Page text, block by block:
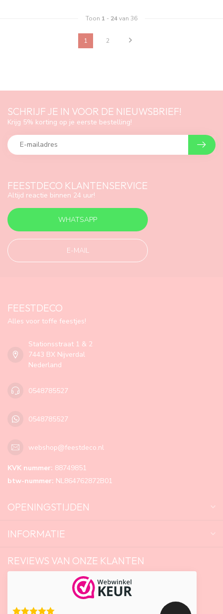
Toon 1 - 24van 36
1 2
FEESTDECO KLANTENSERVICE
Altijd reactie binnen 24 uur!
WHATSAPP
E-MAIL
SCHRIJF JE IN VOOR DE NIEUWSBRIEF!
Krijg 5% korting op je eerste bestelling!
FEESTDECO
Alles voor toffe feestjes!
Stationsstraat 1 & 2
7443 BX Nijverdal
Nederland
0548785527
0548785527
webshop@feestdeco.nl
KVK nummer: 88749851
btw-nummer: NL864762872B01
OPENINGSTIJDEN
INFORMATIE
REVIEWS VAN ONZE KLANTEN